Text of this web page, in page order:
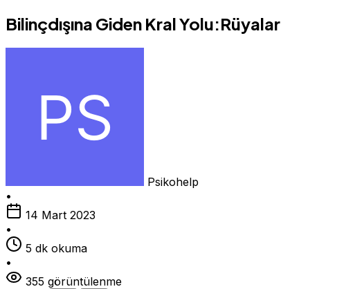
Bilinçdışına Giden Kral Yolu:Rüyalar
Psikohelp
•
14 Mart 2023
•
5 dk okuma
•
355 görüntülenme